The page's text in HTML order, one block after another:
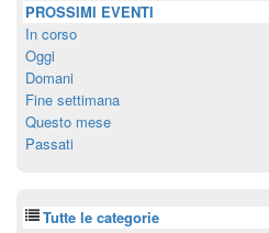
PROSSIMI EVENTI
In corso
Oggi
Domani
Fine settimana
Questo mese
Passati
Tutte le categorie